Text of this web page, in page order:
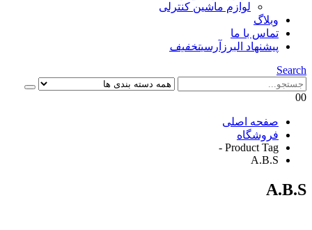
لوازم ماشین کنترلی
وبلاگ
تماس با ما
پیشنهاد البرزآرسیتخفیف
Search
00
صفحه اصلی
فروشگاه
Product Tag -
A.B.S
A.B.S